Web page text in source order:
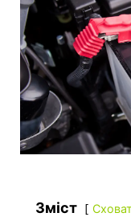
Зміст